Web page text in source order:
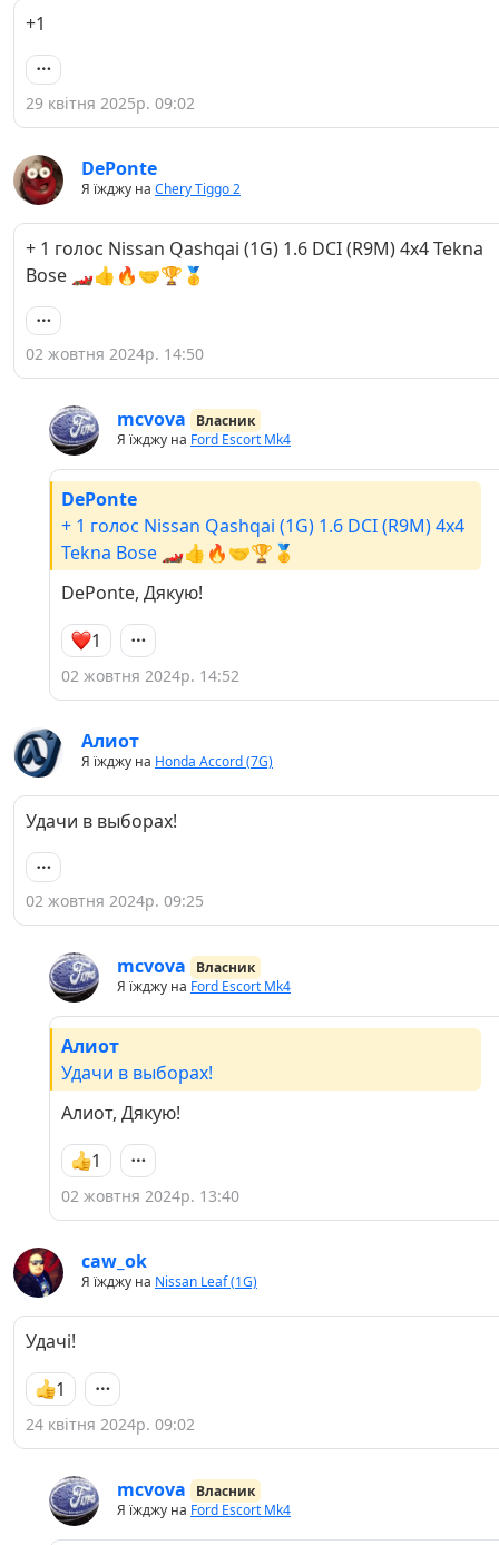
+1
29 квітня 2025р. 09:02
DePonte
Я їжджу на Chery Tiggo 2
+ 1 голос Nissan Qashqai (1G) 1.6 DCI (R9M) 4x4 Tekna
Bose 🏎👍🔥🤝🏆🥇
02 жовтня 2024р. 14:50
mcvova
Власник
Я їжджу на Ford Escort Mk4
DePonte
+ 1 голос Nissan Qashqai (1G) 1.6 DCI (R9M) 4x4
Tekna Bose 🏎👍🔥🤝🏆🥇
DePonte, Дякую!
1
02 жовтня 2024р. 14:52
Алиот
Я їжджу на Honda Accord (7G)
Удачи в выборах!
02 жовтня 2024р. 09:25
mcvova
Власник
Я їжджу на Ford Escort Mk4
Алиот
Удачи в выборах!
Алиот, Дякую!
1
02 жовтня 2024р. 13:40
caw_ok
Я їжджу на Nissan Leaf (1G)
Удачі!
1
24 квітня 2024р. 09:02
mcvova
Власник
Я їжджу на Ford Escort Mk4